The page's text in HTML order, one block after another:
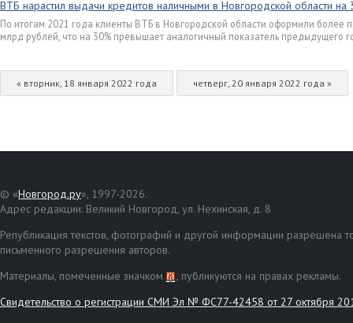
ВТБ нарастил выдачи кредитов наличными в Новгородской области на
По итогам 2021 года клиенты ВТБ в Новгородской области оформили более
млрд рублей, что на 30% превышает аналогичный показатель предыдущего
« вторник, 18 января 2022 года четверг, 20 января 2022 года »
© «Новгород.ру», 1997-2026.
Адрес редакции: Великий Новгород, ул. Нехинская, д. 8
Републикация текстов, фотографий и другой информации разрешена
письменного разрешения авторов.
Материалы, помеченные значком
, публикуются на правах рекламы.
Свидетельство о регистрации СМИ Эл № ФС77-42458 от 27 октября